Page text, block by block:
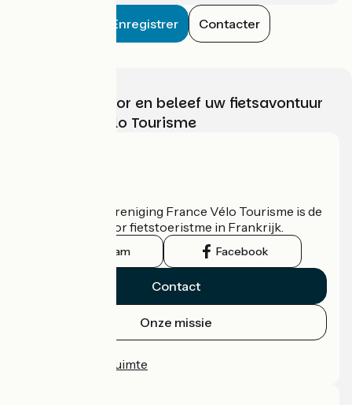
Enregistrer Contacter
Kies, bereid voor en beleef uw fietsavontuur
met France Vélo Tourisme
De nationale vereniging France Vélo Tourisme is de
officiële gids voor fietstoeristme in Frankrijk.
Instagram Facebook
Contact
Onze missie
Professionele ruimte